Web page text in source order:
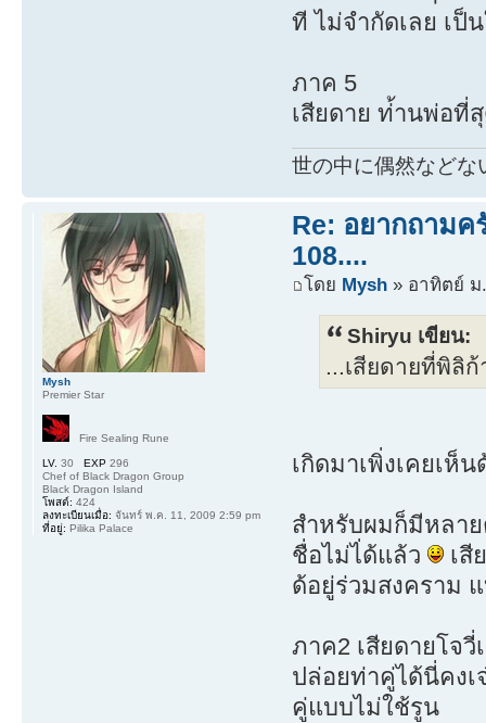
ที ไม่จำกัดเลย เป็
ภาค 5
เสียดาย ท่้านพ่อที่
世の中に偶然などな
Re: อยากถามค
108....
โดย Mysh » อาทิตย์ ม
Shiryu เขียน:
...เสียดายที่พิลิ
เกิดมาเพิ่งเคยเห็
สำหรับผมก็มีหลา
ชื่อไม่ไ่ด้แล้ว
เสี
ด้อยู่ร่วมสงคราม
ภาค2 เสียดายโจ
ปล่อยท่าคู่ได้นี่คงเ
คู่แบบไม่ใช้รูน
Mysh
Premier Star
Fire Sealing Rune
LV. 30 EXP 296
Chef of Black Dragon Group
Black Dragon Island
โพสต์: 424
ลงทะเบียนเมื่อ: จันทร์ พ.ค. 11, 2009 2:59 pm
ที่อยู่: Pilika Palace